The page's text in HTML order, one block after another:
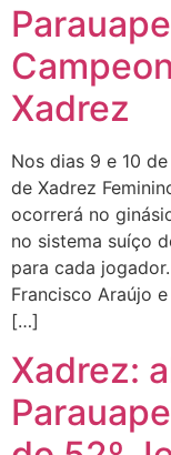
Xadrez
Nos dias 9 e 10
de Xadrez
ocorrerá no
no sistema suíço
para cada
Francisco Araújo
[…]
Xadrez: